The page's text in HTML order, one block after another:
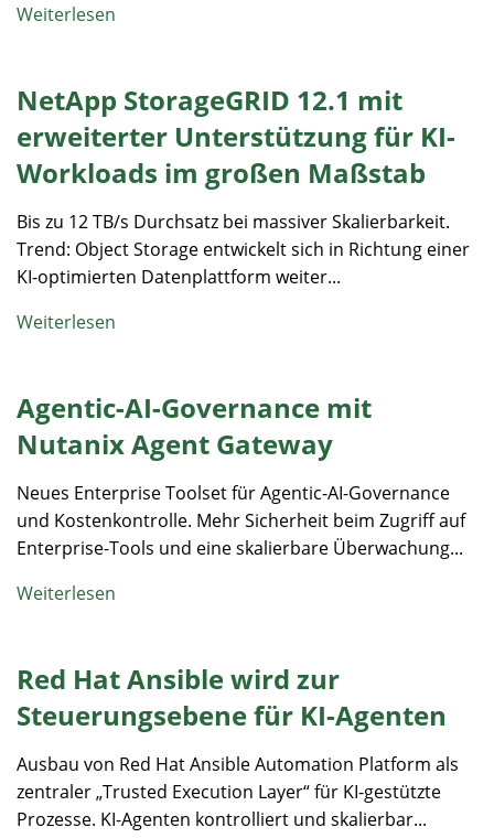
Weiterlesen
NetApp StorageGRID 12.1 mit
erweiterter Unterstützung für KI-
Workloads im großen Maßstab
Bis zu 12 TB/s Durchsatz bei massiver Skalierbarkeit.
Trend: Object Storage entwickelt sich in Richtung einer
KI-optimierten Datenplattform weiter...
Weiterlesen
Agentic-AI-Governance mit
Nutanix Agent Gateway
Neues Enterprise Toolset für Agentic-AI-Governance
und Kostenkontrolle. Mehr Sicherheit beim Zugriff auf
Enterprise-Tools und eine skalierbare Überwachung...
Weiterlesen
Red Hat Ansible wird zur
Steuerungsebene für KI-Agenten
Ausbau von Red Hat Ansible Automation Platform als
zentraler „Trusted Execution Layer“ für KI-gestützte
Prozesse. KI-Agenten kontrolliert und skalierbar...